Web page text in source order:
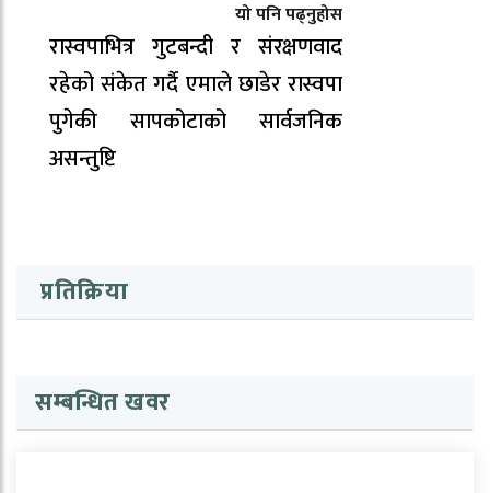
यो पनि पढ्नुहोस
रास्वपाभित्र गुटबन्दी र संरक्षणवाद
रहेको संकेत गर्दै एमाले छाडेर रास्वपा
पुगेकी सापकोटाको सार्वजनिक
असन्तुष्टि
प्रतिक्रिया
सम्बन्धित खवर